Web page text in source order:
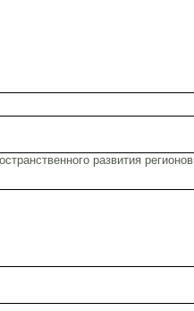
развития регионов